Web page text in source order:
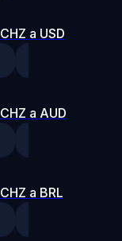
CHZ a USD
CHZ a AUD
CHZ a BRL